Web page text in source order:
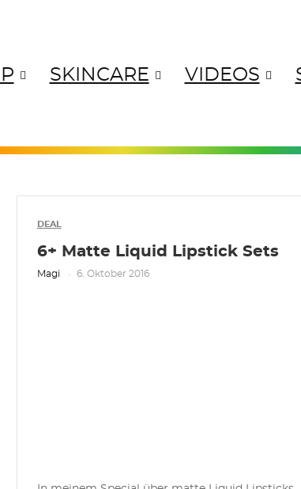
SKINCARE VIDEOS
YELLOWS
DEAL
6+ Matte Liquid Lipstick Sets
Magi 6. Oktober 2016